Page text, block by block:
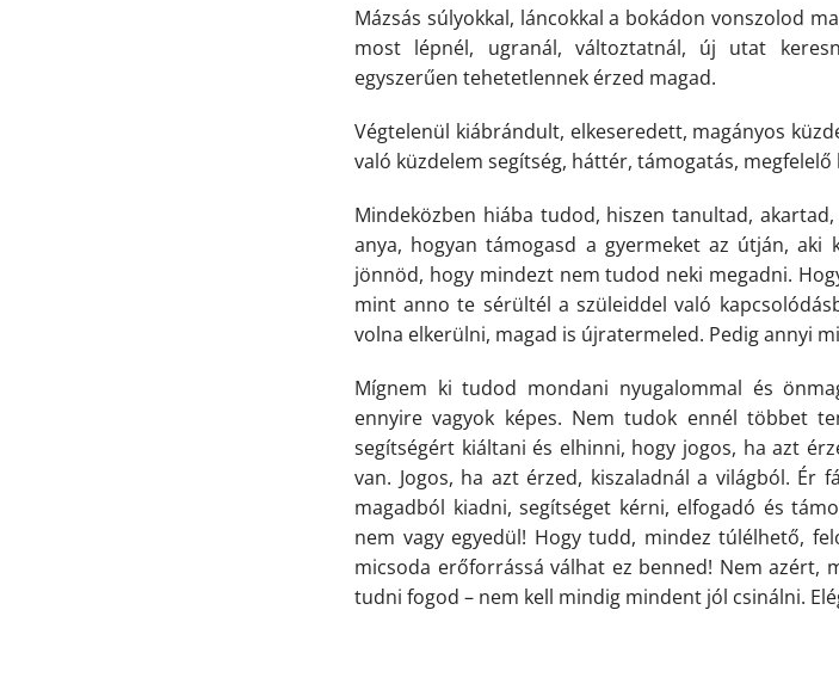
Mázsás súlyokkal, láncokkal a bokádon vonszolod
most lépnél, ugranál, változtatnál, új utat
egyszerűen tehetetlennek érzed magad.
Végtelenül kiábrándult, elkeseredett, magányos
való küzdelem segítség, háttér, támogatás, megfelelő
Mindeközben hiába tudod, hiszen tanultad,
anya, hogyan támogasd a gyermeket az útján,
jönnöd, hogy mindezt nem tudod neki megadni.
mint anno te sérültél a szüleiddel való
volna elkerülni, magad is újratermeled. Pedig annyi
Mígnem ki tudod mondani nyugalommal és
ennyire vagyok képes. Nem tudok ennél többet
segítségért kiáltani és elhinni, hogy jogos, ha azt
van. Jogos, ha azt érzed, kiszaladnál a világból.
magadból kiadni, segítséget kérni, elfogadó és
nem vagy egyedül! Hogy tudd, mindez túlélhető,
micsoda erőforrássá válhat ez benned! Nem
tudni fogod – nem kell mindig mindent jól csinálni.